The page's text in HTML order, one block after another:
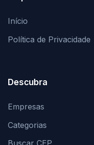
Início
Política de Privacidade
Descubra
Empresas
Categorias